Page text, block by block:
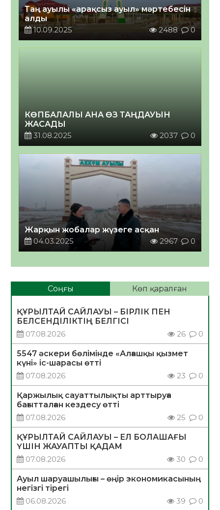
Таң ауылы «арақсыз ауыл» мәртебесін
алды
10.09.2025
2488 0
КӨПБАЛАЛЫ АНА ӨЗ ТАҢДАУЫН
ЖАСАДЫ
31.08.2025
2037 0
Жарқын жобалар жүзеге асқан
04.03.2025
2967 0
Соңғы Көп қаралған
ҚҰРЫЛТАЙ САЙЛАУЫ – БІРЛІК ПЕН
БЕЛСЕНДІЛІКТІҢ БЕЛГІСІ
07.08.2026
26 0
5547 әскери бөлімінде «Алғашқы қызмет
күні» іс-шарасы өтті
07.08.2026
23 0
Қаржылық сауаттылықты арттыруға
бағытталған кездесу өтті
07.08.2026
25 0
ҚҰРЫЛТАЙ САЙЛАУЫ – ЕЛ БОЛАШАҒЫ
ҮШІН ЖАУАПТЫ ҚАДАМ
07.08.2026
30 0
Ауыл шаруашылығы – өңір экономикасының
негізгі тірегі
06.08.2026
39 0